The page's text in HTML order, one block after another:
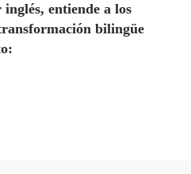
entiende a los
bilingüe